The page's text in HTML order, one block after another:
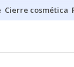
Cierre cosmética